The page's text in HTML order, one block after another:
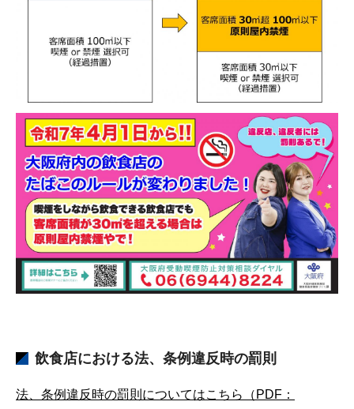
飲食店における法、条例違反時の罰則
法、条例違反時の罰則についてはこちら（PDF：